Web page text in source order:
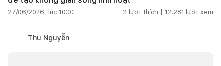
27/06/2026, lúc 10:00 2 lượt thích | 12.281 lượt xem
Thu Nguyễn